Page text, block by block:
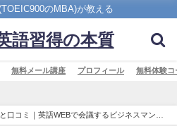
のMBA)が教える
語習得の本質
無料メール講座 プロフィール 無料体験コ
口コミ｜英語WEBで会議するビジネスマンに